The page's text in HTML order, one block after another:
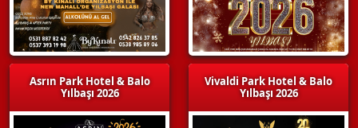
Asrın Park Hotel & Balo
Yılbaşı 2026
Vivaldi Park Hotel & Balo
Yılbaşı 2026